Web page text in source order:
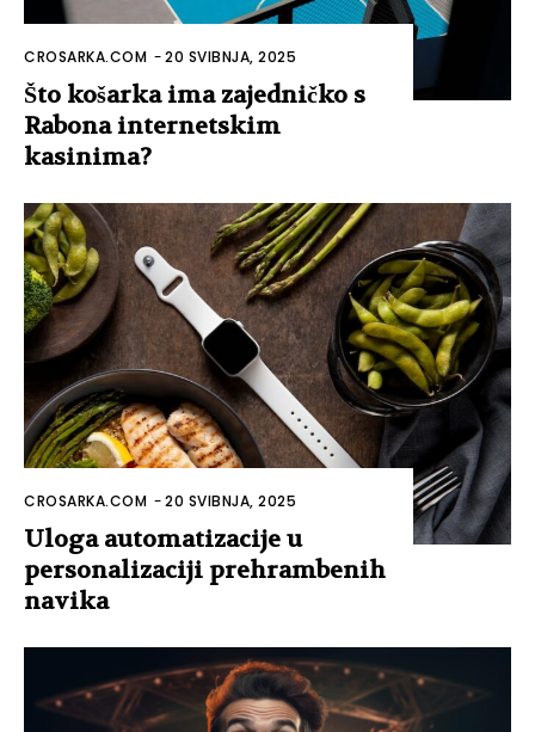
CROSARKA.COM -20 SVIBNJA, 2025
Što košarka ima zajedničko s
Rabona internetskim
kasinima?
CROSARKA.COM -20 SVIBNJA, 2025
Uloga automatizacije u
personalizaciji prehrambenih
navika